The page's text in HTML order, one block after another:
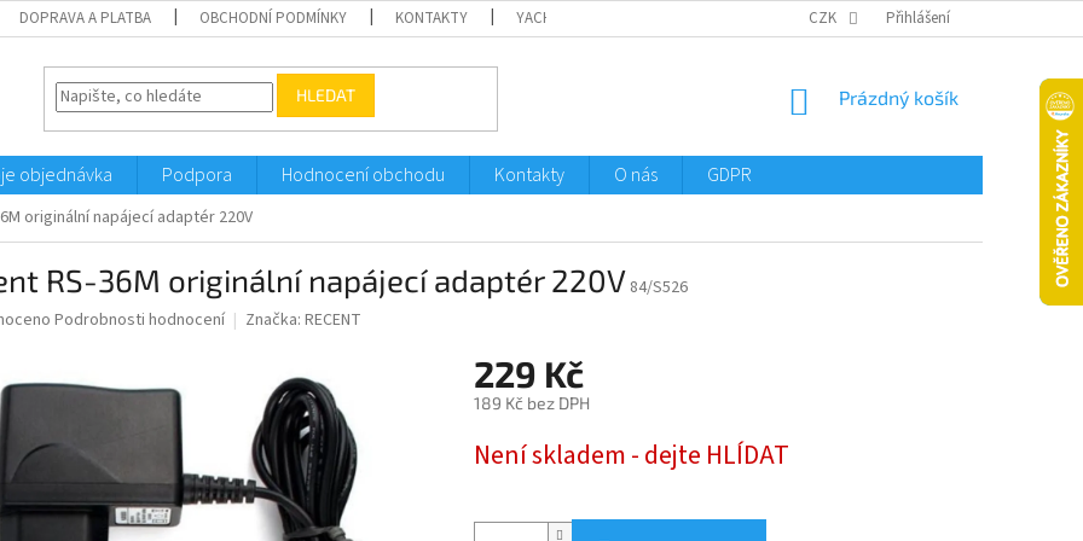
DOPRAVA A PLATBA OBCHODNÍ PODMÍNKY KONTAKTY YACHTMENI CZK Přihlášení
HLEDAT
NÁKUPNÍ
Prázdný košík
objednávka Podpora Hodnocení obchodu Kontakty O nás GDPR
originální napájecí adaptér 220V
RS-36M originální napájecí adaptér 220V 84/S526
Podrobnosti hodnocení Značka: RECENT
229 Kč
189 Kč bez DPH
cena:
Není skladem - dejte HLÍDAT